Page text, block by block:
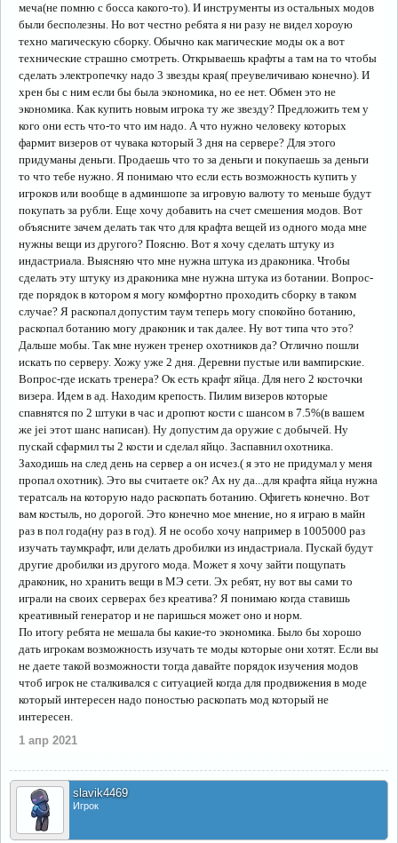
меча(не помню с босса какого-то). И инструменты из остальных модов
были бесполезны. Но вот честно ребята я ни разу не видел хороую
техно магическую сборку. Обычно как магические моды ок а вот
технические страшно смотреть. Открываешь крафты а там на то чтобы
сделать электропечку надо 3 звезды края( преувеличиваю конечно). И
хрен бы с ним если бы была экономика, но ее нет. Обмен это не
экономика. Как купить новым игрока ту же звезду? Предложить тем у
кого они есть что-то что им надо. А что нужно человеку которых
фармит визеров от чувака который 3 дня на сервере? Для этого
придуманы деньги. Продаешь что то за деньги и покупаешь за деньги
то что тебе нужно. Я понимаю что если есть возможность купить у
игроков или вообще в админшопе за игровую валюту то меньше будут
покупать за рубли. Еще хочу добавить на счет смешения модов. Вот
объясните зачем делать так что для крафта вещей из одного мода мне
нужны вещи из другого? Поясню. Вот я хочу сделать штуку из
индастриала. Выясняю что мне нужна штука из драконика. Чтобы
сделать эту штуку из драконика мне нужна штука из ботании. Вопрос-
где порядок в котором я могу комфортно проходить сборку в таком
случае? Я раскопал допустим таум теперь могу спокойно ботанию,
раскопал ботанию могу драконик и так далее. Ну вот типа что это?
Дальше мобы. Так мне нужен тренер охотников да? Отлично пошли
искать по серверу. Хожу уже 2 дня. Деревни пустые или вампирские.
Вопрос-где искать тренера? Ок есть крафт яйца. Для него 2 косточки
визера. Идем в ад. Находим крепость. Пилим визеров которые
спавнятся по 2 штуки в час и дропют кости с шансом в 7.5%(в вашем
же jei этот шанс написан). Ну допустим да оружие с добычей. Ну
пускай сфармил ты 2 кости и сделал яйцо. Заспавнил охотника.
Заходишь на след день на сервер а он исчез.( я это не придумал у меня
пропал охотник). Это вы считаете ок? Ах ну да...для крафта яйца нужна
тератсаль на которую надо раскопать ботанию. Офигеть конечно. Вот
вам костыль, но дорогой. Это конечно мое мнение, но я играю в майн
раз в пол года(ну раз в год). Я не особо хочу например в 1005000 раз
изучать таумкрафт, или делать дробилки из индастриала. Пускай будут
другие дробилки из другого мода. Может я хочу зайти пощупать
драконик, но хранить вещи в МЭ сети. Эх ребят, ну вот вы сами то
играли на своих серверах без креатива? Я понимаю когда ставишь
креативный генератор и не паришься может оно и норм.
По итогу ребята не мешала бы какие-то экономика. Было бы хорошо
дать игрокам возможность изучать те моды которые они хотят. Если вы
не даете такой возможности тогда давайте порядок изучения модов
чтоб игрок не сталкивался с ситуацией когда для продвижения в моде
который интересен надо поностью раскопать мод который не
интересен.
1 апр 2021
slavik4469
Игрок